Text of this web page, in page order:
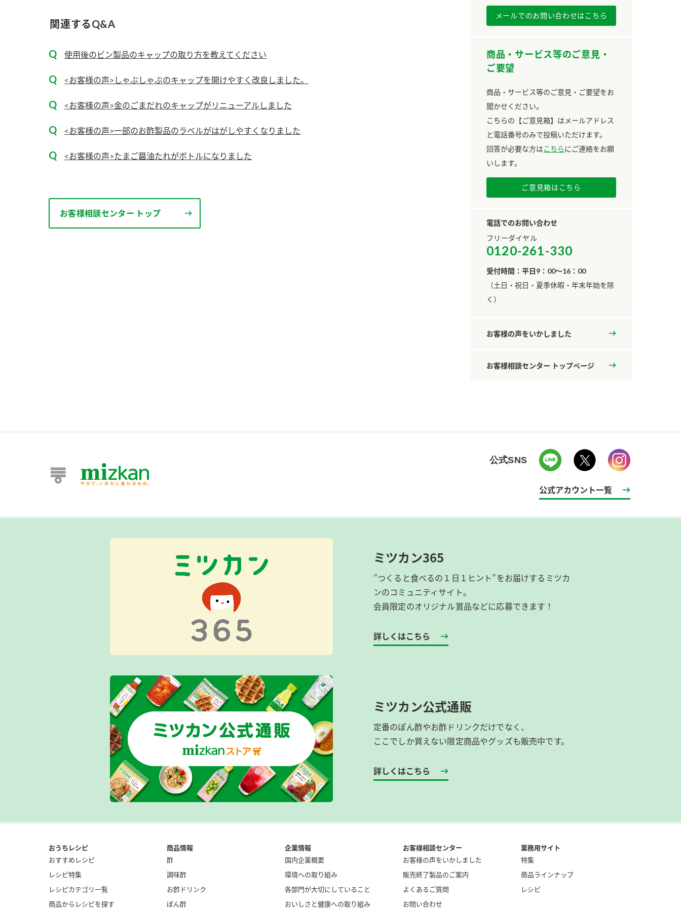
メールでのお問い合わせはこちら
商品・サービス等のご意見・
ご要望
商品・サービス等のご意見・ご要望をお
聞かせください。
こちらの【ご意見箱】はメールアドレス
と電話番号のみで投稿いただけます。
回答が必要な方はこちらにご連絡をお願
いします。
ご意見箱はこちら
電話でのお問い合わせ
フリーダイヤル
0120-261-330
受付時間：平日9：00～16：00
​（土日・祝日・夏季休暇・年末年始を除
く）
お客様の声をいかしました
お客様相談センター トップページ
関連するQ&A
使用後のビン製品のキャップの取り方を教えてください
<お客様の声>しゃぶしゃぶのキャップを開けやすく改良しました。
<お客様の声>金のごまだれのキャップがリニューアルしました
<お客様の声>一部のお酢製品のラベルがはがしやすくなりました
<お客様の声>たまご醤油たれがボトルになりました
お客様相談センター トップ
公式SNS
公式アカウント一覧
ミツカン365
”つくると食べるの１日１ヒント”をお届けするミツカ
ンのコミュニティサイト。
会員限定のオリジナル賞品などに応募できます！
詳しくはこちら
ミツカン公式通販
定番のぽん酢やお酢ドリンクだけでなく、
ここでしか買えない限定商品やグッズも販売中です。
詳しくはこちら
おうちレシピ
おすすめレシピ
レシピ特集
レシピカテゴリ一覧
商品からレシピを探す
商品情報
酢
調味酢
お酢ドリンク
ぽん酢
企業情報
国内企業概要
環境への取り組み
各部門が大切にしていること
おいしさと健康への取り組み
お客様相談センター
お客様の声をいかしました
販売終了製品のご案内
よくあるご質問
お問い合わせ
業務用サイト
特集
商品ラインナップ
レシピ